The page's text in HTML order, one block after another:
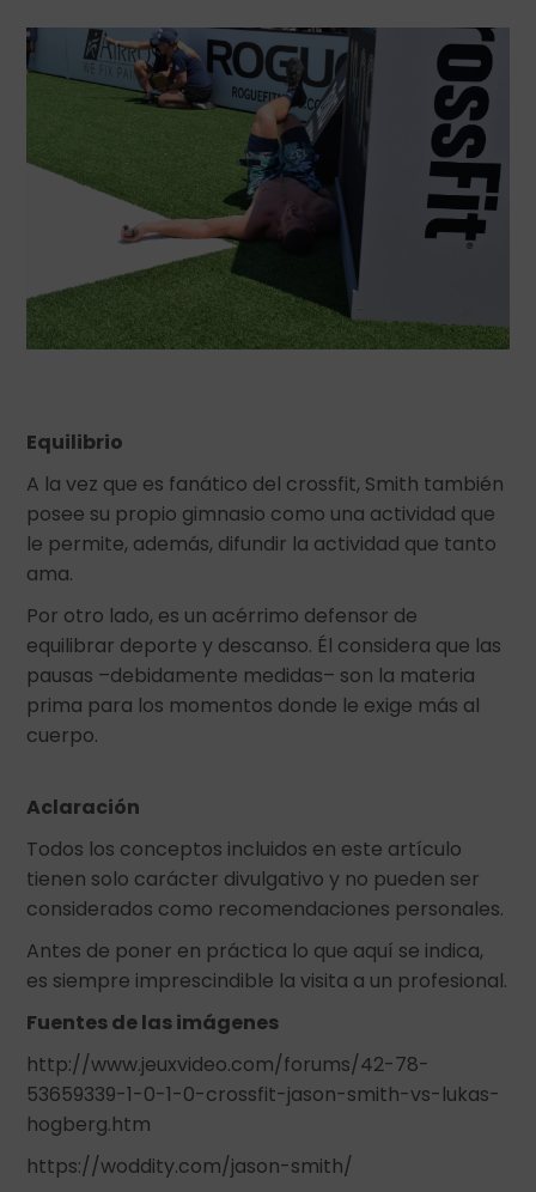
Equilibrio
A la vez que es fanático del crossfit, Smith también
posee su propio gimnasio como una actividad que
le permite, además, difundir la actividad que tanto
ama.
Por otro lado, es un acérrimo defensor de
equilibrar deporte y descanso. Él considera que las
pausas –debidamente medidas– son la materia
prima para los momentos donde le exige más al
cuerpo.
Aclaración
Todos los conceptos incluidos en este artículo
tienen solo carácter divulgativo y no pueden ser
considerados como recomendaciones personales.
Antes de poner en práctica lo que aquí se indica,
es siempre imprescindible la visita a un profesional.
Fuentes de las imágenes
http://www.jeuxvideo.com/forums/42-78-
53659339-1-0-1-0-crossfit-jason-smith-vs-lukas-
hogberg.htm
https://woddity.com/jason-smith/